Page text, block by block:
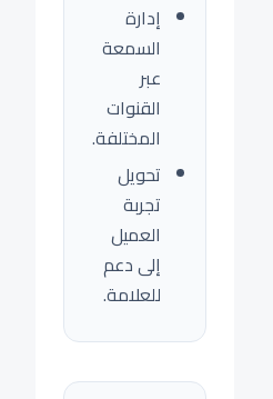
إدارة
السمعة
عبر
القنوات
المختلفة.
تحويل
تجربة
العميل
إلى دعم
للعلامة.